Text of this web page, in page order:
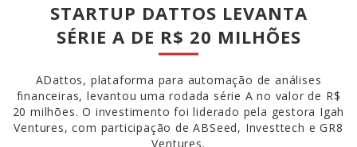
STARTUP DATTOS LEVANTA
SÉRIE A DE R$ 20 MILHÕES
ADattos, plataforma para automação de análises
financeiras, levantou uma rodada série A no valor de R$
20 milhões. O investimento foi liderado pela gestora Igah
Ventures, com participação de ABSeed, Investtech e GR8
Ventures.